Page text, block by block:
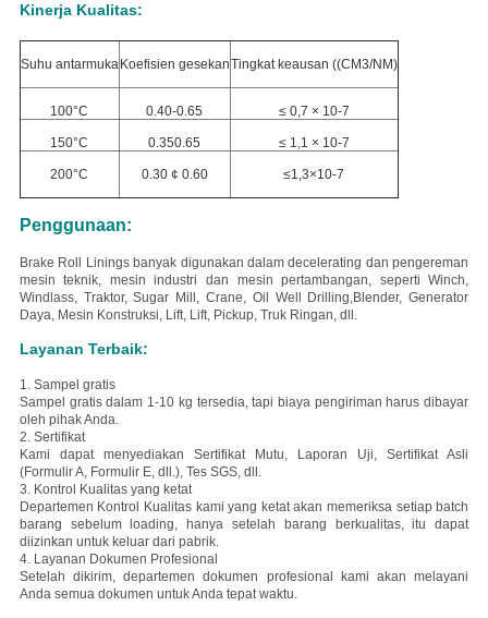
Kinerja Kualitas:
Suhu antarmuka Koefisien gesekanTingkat keausan ((CM3/NM)
100°C 0.40-0.65 ≤ 0,7 × 10-7
150°C 0.350.65 ≤ 1,1 × 10-7
200°C 0.30 ¢ 0.60 ≤1,3×10-7
Penggunaan:
Brake Roll Linings banyak digunakan dalam decelerating dan pengereman
mesin teknik, mesin industri dan mesin pertambangan, seperti Winch,
Windlass, Traktor, Sugar Mill, Crane, Oil Well Drilling,Blender, Generator
Daya, Mesin Konstruksi, Lift, Lift, Pickup, Truk Ringan, dll.
Layanan Terbaik:
1. Sampel gratis
Sampel gratis dalam 1-10 kg tersedia, tapi biaya pengiriman harus dibayar
oleh pihak Anda.
2. Sertifikat
Kami dapat menyediakan Sertifikat Mutu, Laporan Uji, Sertifikat Asli
(Formulir A, Formulir E, dll.), Tes SGS, dll.
3. Kontrol Kualitas yang ketat
Departemen Kontrol Kualitas kami yang ketat akan memeriksa setiap batch
barang sebelum loading, hanya setelah barang berkualitas, itu dapat
diizinkan untuk keluar dari pabrik.
4. Layanan Dokumen Profesional
Setelah dikirim, departemen dokumen profesional kami akan melayani
Anda semua dokumen untuk Anda tepat waktu.